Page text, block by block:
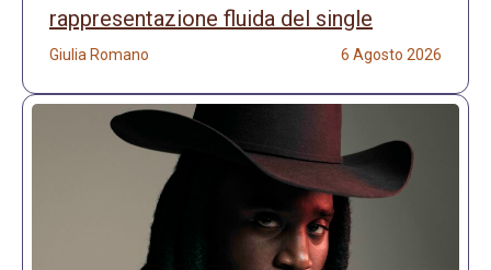
rappresentazione fluida del single
Giulia Romano 6 Agosto 2026